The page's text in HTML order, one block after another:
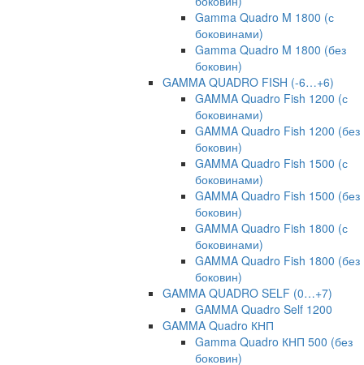
Gamma Quadro M 1800 (с
боковинами)
Gamma Quadro M 1800 (без
боковин)
GAMMA QUADRO FISH (-6…+6)
GAMMA Quadro Fish 1200 (с
боковинами)
GAMMA Quadro Fish 1200 (без
боковин)
GAMMA Quadro Fish 1500 (с
боковинами)
GAMMA Quadro Fish 1500 (без
боковин)
GAMMA Quadro Fish 1800 (с
боковинами)
GAMMA Quadro Fish 1800 (без
боковин)
GAMMA QUADRO SELF (0…+7)
GAMMA Quadro Self 1200
GAMMA Quadro КНП
Gamma Quadro КНП 500 (без
боковин)